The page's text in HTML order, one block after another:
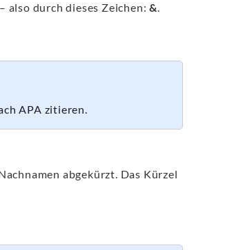
also durch dieses Zeichen:&.
APA zitieren.
abgekürzt. Das Kürzel